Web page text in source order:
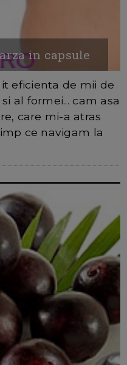
in capsule
eficienta de mii de
al formei... cam asa
care mi-a atras
ce navigam la